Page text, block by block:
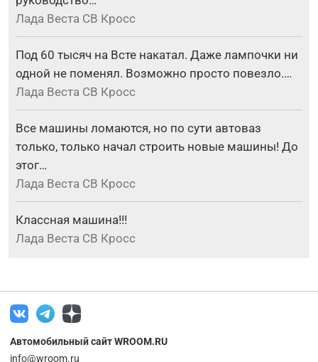
Лада Веста СВ Кросс
Под 60 тысяч на Всте накатал. Даже лампочки ни
одной не поменял. Возможно просто повезло.…
Лада Веста СВ Кросс
Все машины ломаются, но по сути автоваз
только, только начал строить новые машины! До
этог…
Лада Веста СВ Кросс
Классная машина!!!
Лада Веста СВ Кросс
Автомобильный сайт WROOM.RU
info@wroom.ru